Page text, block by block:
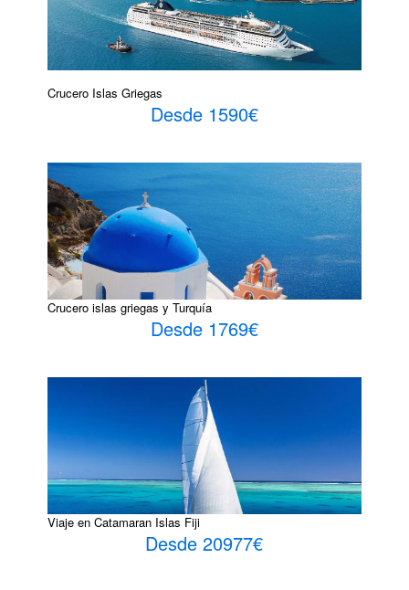
Crucero Islas Griegas
Desde 1590€
Crucero islas griegas y Turquía
Desde 1769€
Viaje en Catamaran Islas Fiji
Desde 20977€